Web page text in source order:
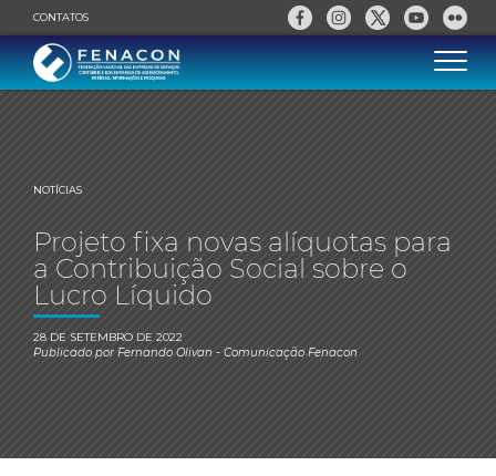
CONTATOS
NOTÍCIAS
Projeto fixa novas alíquotas para
a Contribuição Social sobre o
Lucro Líquido
28 DE SETEMBRO DE 2022
Publicado porFernando Olivan- Comunicação Fenacon